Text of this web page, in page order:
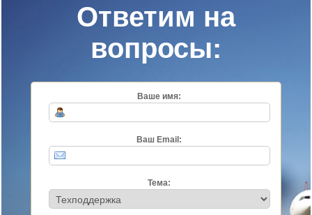
Ответим на
вопросы:
Ваше имя:
Ваш Email:
Тема: